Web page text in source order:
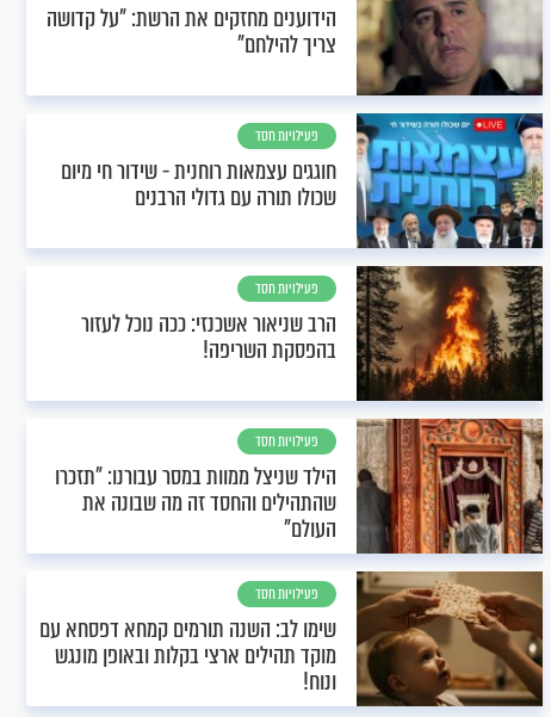
הידוענים מחזקים את הרשת: "על קדושה
צריך להילחם"
פעילויות חסד
חוגגים עצמאות רוחנית - שידור חי מיום
שכולו תורה עם גדולי הרבנים
פעילויות חסד
הרב שניאור אשכנזי: ככה נוכל לעזור
בהפסקת השריפה!
פעילויות חסד
הילד שניצל ממוות במסר עבורנו: "תזכרו
שהתהילים והחסד זה מה שבונה את
העולם"
פעילויות חסד
שימו לב: השנה תורמים קמחא דפסחא עם
מוקד תהילים ארצי בקלות ובאופן מונגש
ונוח!